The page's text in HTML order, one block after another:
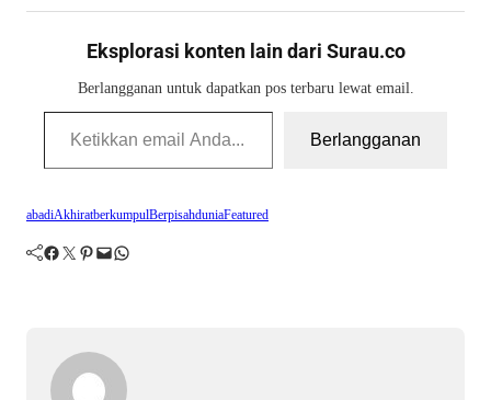
Eksplorasi konten lain dari Surau.co
Berlangganan untuk dapatkan pos terbaru lewat email.
Ketikkan email Anda...
Berlangganan
abadiAkhiratberkumpulBerpisahduniaFeatured
Facebook Twitter Pinterest Mail WhatsApp